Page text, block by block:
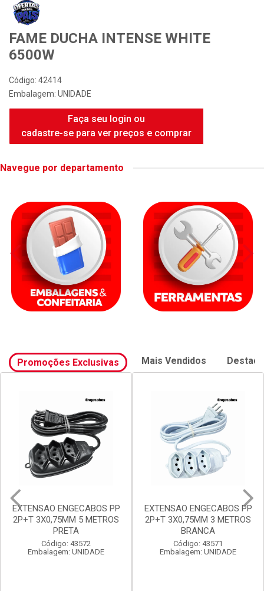
FAME DUCHA INTENSE WHITE
6500W
Código: 42414
Embalagem: UNIDADE
Faça seu login ou
cadastre-se para ver preços e comprar
Navegue por departamento
Promoções Exclusivas Mais Vendidos
EXTENSAO ENGECABOS PP
2P+T 3X0,75MM 3 METROS
BRANCA
Código: 43571
Embalagem: UNIDADE
FILTRO DE LINHA
ENGECABOS 4 TOMADAS
0,80 METRO BRANCA
Código: 43560
Embalagem: UNIDADE